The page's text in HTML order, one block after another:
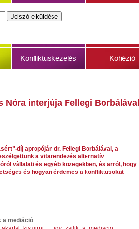
Konfliktuskezelés Kohézió
Nóra interjúja Fellegi Borbálával
díj apropóján dr. Fellegi Borbálával, a
a vitarendezés alternatív
vállalati és egyéb közegekben, és arról, hogy
és hogyan érdemes a konfliktusokat
a mediáció